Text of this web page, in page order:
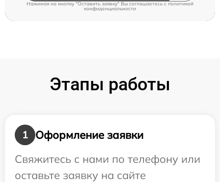
Нажимая на кнопку "Оставить заявку" Вы соглашаетесь cполитикой
конфиденциальности
Этапы работы
1
Оформление заявки
Свяжитесь с нами по телефону или
оставьте заявку на сайте